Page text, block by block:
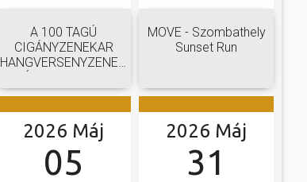
A 100 TAGÚ
CIGÁNYZENEKAR
HANGVERSENYZENEKARI
MOVE - Szombathely
Sunset Run
2026 Máj
05
2026 Máj
31